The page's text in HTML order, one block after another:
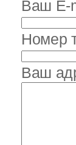
Ваш E-
Номер
Ваш